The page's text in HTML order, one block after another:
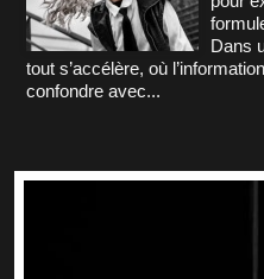
Dans
tout s’accélère, où
confondre avec...